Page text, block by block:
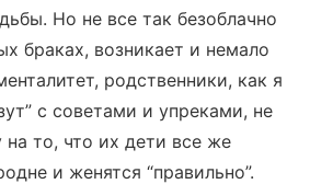
Но не все так безоблачно
браках, возникает и немало
родственники, как я
с советами и упреками, не
на то, что их дети все же
и женятся “правильно”.